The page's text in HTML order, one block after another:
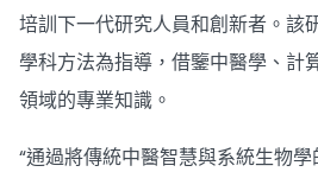
培訓下一代研究人員和創新者。該
學科方法為指導，借鑒中醫學、計
領域的專業知識。
“通過將傳統中醫智慧與系統生物